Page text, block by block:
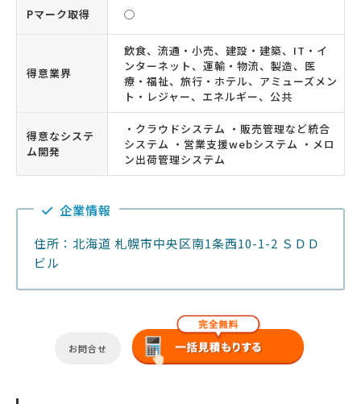
Pマーク取得 ◯
得意業界
飲食、流通・小売、建設・建築、IT・イ
ンターネット、運輸・物流、製造、医
療・福祉、旅行・ホテル、アミューズメン
ト・レジャー、エネルギー、公共
得意なシステ
ム開発
・クラウドシステム ・販売管理など統合
システム ・営業支援webシステム ・メロ
ン出荷管理システム
企業情報
住所：北海道 札幌市中央区南1条西10-1-2 ＳＤＤ
ビル
お問合せ